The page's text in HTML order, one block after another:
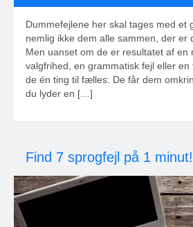
Dummefejlene her skal tages med et
nemlig ikke dem alle sammen, der er
Men uanset om de er resultatet af en
valgfrihed, en grammatisk fejl eller
de én ting til fælles: De får dem
du lyder en […]
Find 7 sprogfejl på 1 minut!